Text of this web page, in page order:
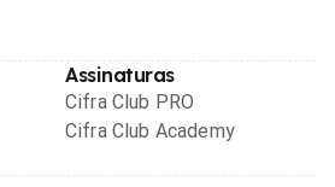
Assinaturas
Cifra Club PRO
Cifra Club Academy